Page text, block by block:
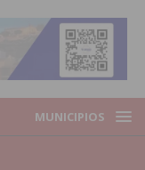
MUNICIPIOS